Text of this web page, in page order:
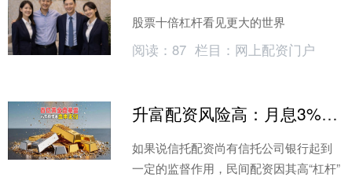
股票十倍杠杆看见更大的世界
阅读：87 栏目： 网上配资门户
升富配资风险高：月息3%年化超30%，投资者小心血本无归
如果说信托配资尚有信托公司银行起到
一定的监督作用，民间配资因其高“杠杆”